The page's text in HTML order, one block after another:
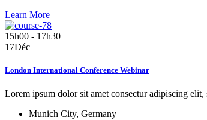
Learn More
15h00 - 17h30
17Déc
London International Conference Webinar
Lorem ipsum dolor sit amet consectur adipiscing
Munich City, Germany